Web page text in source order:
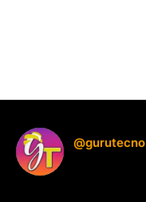
@gurutecno